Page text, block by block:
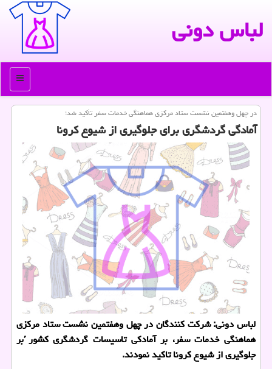
لباس دونی
منو
در چهل وهفتمین نشست ستاد مركزی هماهنگی خدمات سفر تأكید شد؛
آمادگی گردشگری برای جلوگیری از شیوع كرونا
لباس دونی: شركت كنندگان در چهل وهفتمین نشست ستاد مركزی
هماهنگی خدمات سفر، بر آمادكی تاسیسات گردشگری كشور ُبر
جلوگیری از شیوع كرونا تاكید نمودند.